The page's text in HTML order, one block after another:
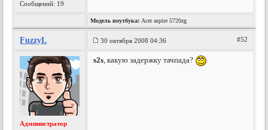
Сообщений: 19
Модель ноутбука: Acer aspire 5720zg
FuzzyL 30 октября 2008 04:36 #52
Администратор
s2s, какую задержку тачпада?